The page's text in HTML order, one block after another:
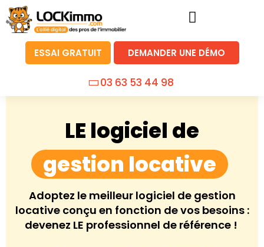
ESSAI GRATUIT DEMANDER UNE DÉMO
03 63 53 44 98
LE logiciel de
gestion locative
Adoptez le meilleur logiciel de gestion
locative conçu en fonction de vos besoins :
devenez LE professionnel de référence !